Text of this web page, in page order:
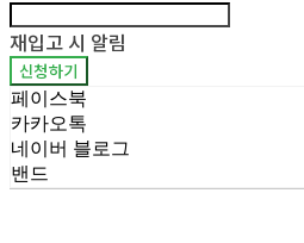
재입고 시 알림
신청하기
페이스북
카카오톡
네이버 블로그
밴드